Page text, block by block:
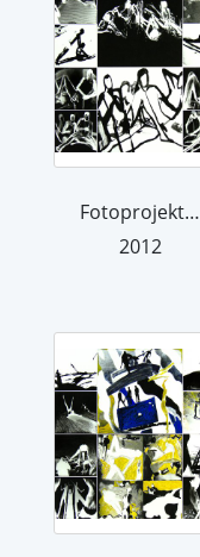
Fotoprojektion 7
2012